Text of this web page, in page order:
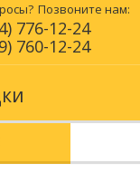
Позвоните нам:
776-12-24
760-12-24